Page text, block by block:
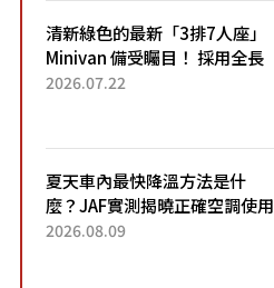
清新綠色的最新「3排7人座」
Minivan 備受矚目！ 採用全長
4.7公尺剛剛好的車身尺寸與
2026.07.22
夏天車內最快降溫方法是什
麼？JAF實測揭曉正確空調使用
方式
2026.08.09